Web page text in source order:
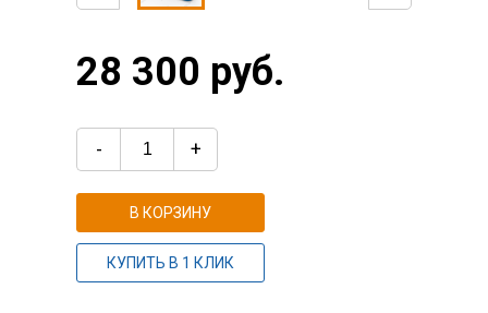
28 300 руб.
- +
В КОРЗИНУ
КУПИТЬ В 1 КЛИК